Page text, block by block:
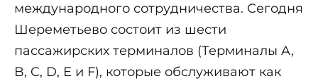
международного сотрудничества. Сегодня
Шереметьево состоит из шести
пассажирских терминалов (Терминалы A,
B, C, D, E и F), которые обслуживают как